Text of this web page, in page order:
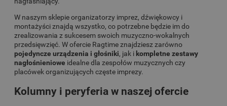
W naszym sklepie organizatorzy imprez, dźwiękowcy i
montażyści znajdą wszystko, co potrzebne będzie im do
zrealizowania z sukcesem swoich muzyczno-wokalnych
przedsięwzięć. W ofercie Ragtime znajdziesz zarówno
pojedyncze urządzenia i głośniki, jak i kompletne zestawy
nagłośnieniowe idealne dla zespołów muzycznych czy
placówek organizujących częste imprezy.
Kolumny i peryferia w naszej ofercie